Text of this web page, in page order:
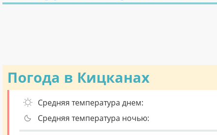
Погода в Кицканах
Средняя температура днем:
Средняя температура ночью: